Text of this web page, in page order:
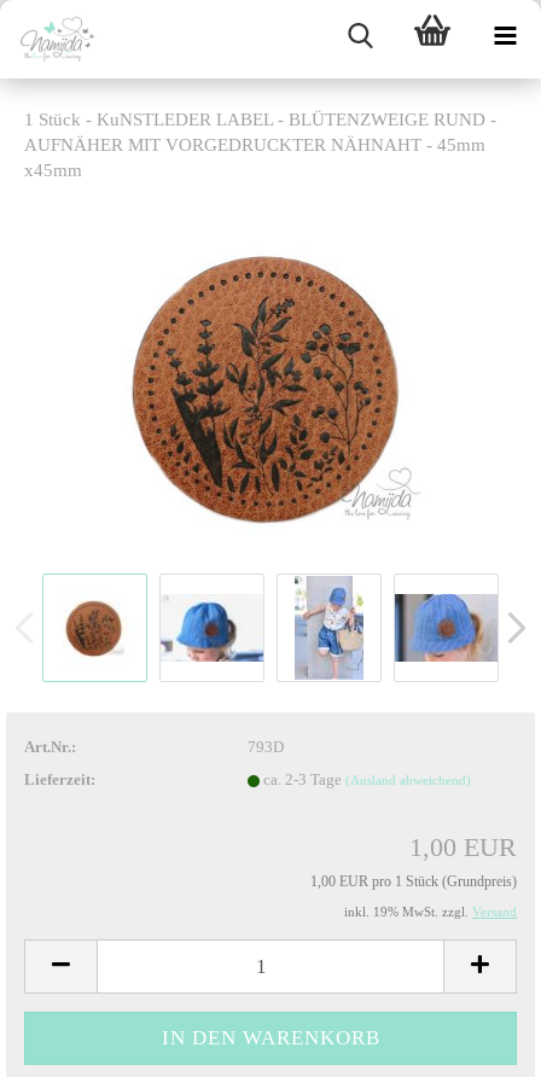
1 Stück - KuNSTLEDER LABEL - BLÜTENZWEIGE RUND -
AUFNÄHER MIT VORGEDRUCKTER NÄHNAHT - 45mm
x45mm
Art.Nr.:
793D
Lieferzeit:
ca. 2-3 Tage (Ausland abweichend)
1,00 EUR
1,00 EUR pro 1 Stück (Grundpreis)
inkl. 19% MwSt. zzgl. Versand